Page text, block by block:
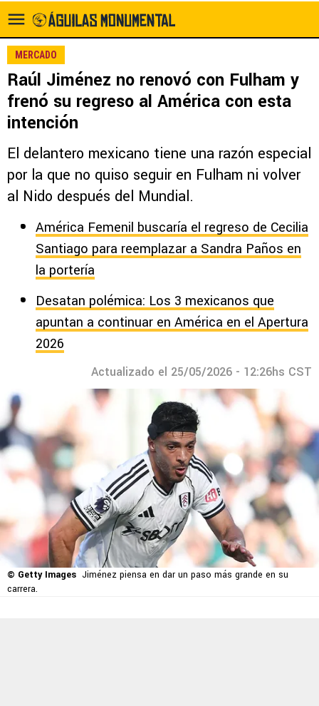
MERCADO
Raúl Jiménez no renovó con Fulham y
frenó su regreso al América con esta
intención
El delantero mexicano tiene una razón especial
por la que no quiso seguir en Fulham ni volver
al Nido después del Mundial.
América Femenil buscaría el regreso de Cecilia
Santiago para reemplazar a Sandra Paños en
la portería
Desatan polémica: Los 3 mexicanos que
apuntan a continuar en América en el Apertura
2026
Actualizado el 25/05/2026 - 12:26hs CST
© Getty Images Jiménez piensa en dar un paso más grande en su
carrera.